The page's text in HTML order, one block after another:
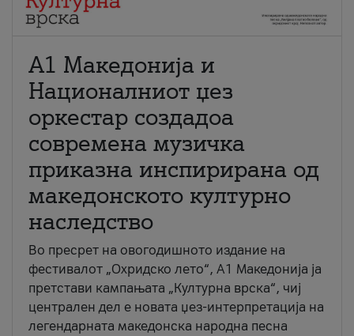
А1 Македонија и
Националниот џез
оркестар создадоа
современа музичка
приказна инспирирана од
македонското културно
наследство
Во пресрет на овогодишното издание на
фестивалот „Охридско лето“, А1 Македонија ја
претстави кампањата „Културна врска“, чиј
централен дел е новата џез-интерпретација на
легендарната македонска народна песна